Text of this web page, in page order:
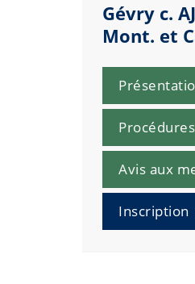
Gévry c.
Mont. et
Procédures
Avis aux
Inscription